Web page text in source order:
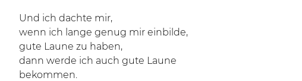
Und ich dachte mir,
wenn ich lange genug mir einbilde,
gute Laune zu haben,
dann werde ich auch gute Laune
bekommen.